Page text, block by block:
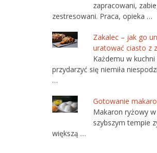
zapracowani,
zestresowani. Praca, opieka …
Zakalec – jak go
uratować ciasto z
Każdemu w
przydarzyć się niemiła
…
Gotowanie
Makaron ryżowy
szybszym tempie
większą …